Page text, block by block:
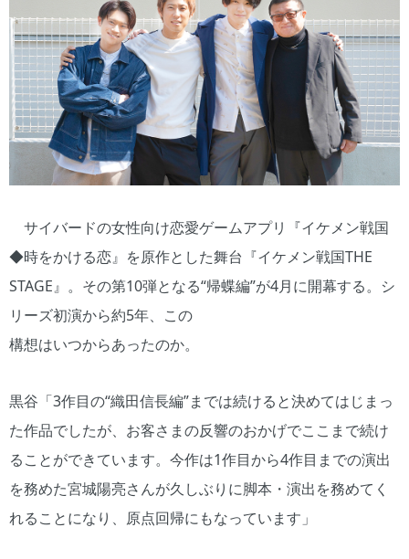
サイバードの女性向け恋愛ゲームアプリ『イケメン戦国
◆時をかける恋』を原作とした舞台『イケメン戦国THE
STAGE』。その第10弾となる“帰蝶編”が4月に開幕する。シ
リーズ初演から約5年、この
構想はいつからあったのか。
黒谷「3作目の“織田信長編”までは続けると決めてはじまっ
た作品でしたが、お客さまの反響のおかげでここまで続け
ることができています。今作は1作目から4作目までの演出
を務めた宮城陽亮さんが久しぶりに脚本・演出を務めてく
れることになり、原点回帰にもなっています」